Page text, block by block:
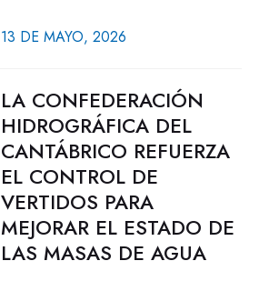
13 DE MAYO, 2026
LA CONFEDERACIÓN
HIDROGRÁFICA DEL
CANTÁBRICO REFUERZA
EL CONTROL DE
VERTIDOS PARA
MEJORAR EL ESTADO DE
LAS MASAS DE AGUA